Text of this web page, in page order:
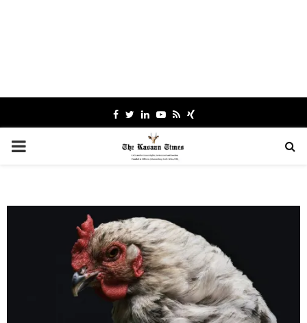
Facebook
TwitterLinkedinYoutube
RssXing
PRIMARY